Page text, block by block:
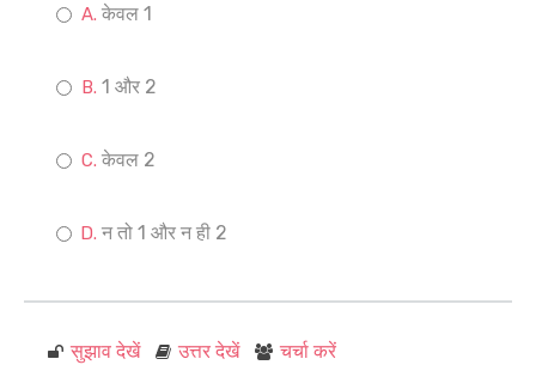
केवल 1
1 और 2
केवल 2
न तो 1 और न ही 2
सुझाव देखें उत्तर देखें चर्चा करें